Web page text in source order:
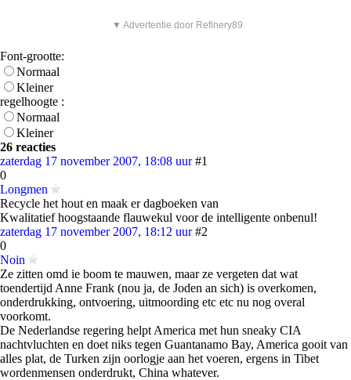
▼ Advertentie door Refinery89
Font-grootte:
Normaal
Kleiner
regelhoogte :
Normaal
Kleiner
26 reacties
zaterdag 17 november 2007, 18:08 uur #1
0
Longmen
Recycle het hout en maak er dagboeken van
Kwalitatief hoogstaande flauwekul voor de intelligente onbenul!
zaterdag 17 november 2007, 18:12 uur #2
0
Noin
Ze zitten omd ie boom te mauwen, maar ze vergeten dat wat
toendertijd Anne Frank (nou ja, de Joden an sich) is overkomen,
onderdrukking, ontvoering, uitmoording etc etc nu nog overal
voorkomt.
De Nederlandse regering helpt America met hun sneaky CIA
nachtvluchten en doet niks tegen Guantanamo Bay, America gooit van
alles plat, de Turken zijn oorlogje aan het voeren, ergens in Tibet
wordenmensen onderdrukt, China whatever.